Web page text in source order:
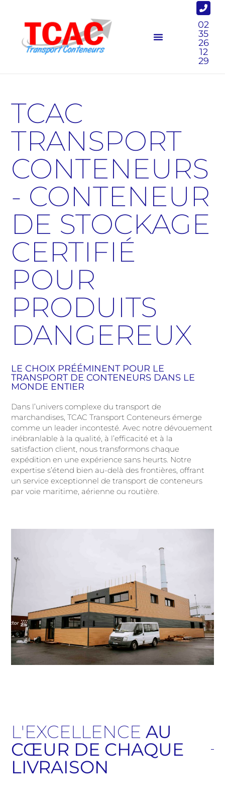
02
35
26
12
29
TCAC
TRANSPORT
CONTENEURS
- CONTENEUR
DE STOCKAGE
CERTIFIÉ
POUR
PRODUITS
DANGEREUX
LE CHOIX PRÉÉMINENT POUR LE
TRANSPORT DE CONTENEURS DANS LE
MONDE ENTIER
Dans l’univers complexe du transport de
marchandises, TCAC Transport Conteneurs émerge
comme un leader incontesté. Avec notre dévouement
inébranlable à la qualité, à l’efficacité et à la
satisfaction client, nous transformons chaque
expédition en une expérience sans heurts. Notre
expertise s’étend bien au-delà des frontières, offrant
un service exceptionnel de transport de conteneurs
par voie maritime, aérienne ou routière.
L'EXCELLENCEAU
CŒUR DE CHAQUE
LIVRAISON